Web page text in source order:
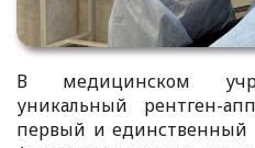
В медицинском
уникальный рентген-
первый и единственный